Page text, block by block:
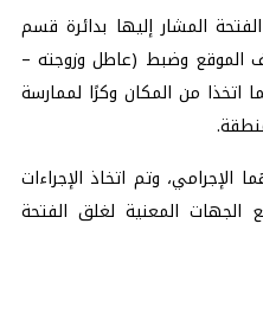
المشار إليها بدائرة قسم
الموقع وضبط (عاطل وزوجته –
اتخذا من المكان وكرًا لممارسة
الإجرامي، وتم اتخاذ الإجراءات
الجهات المعنية لغلق الفتحة